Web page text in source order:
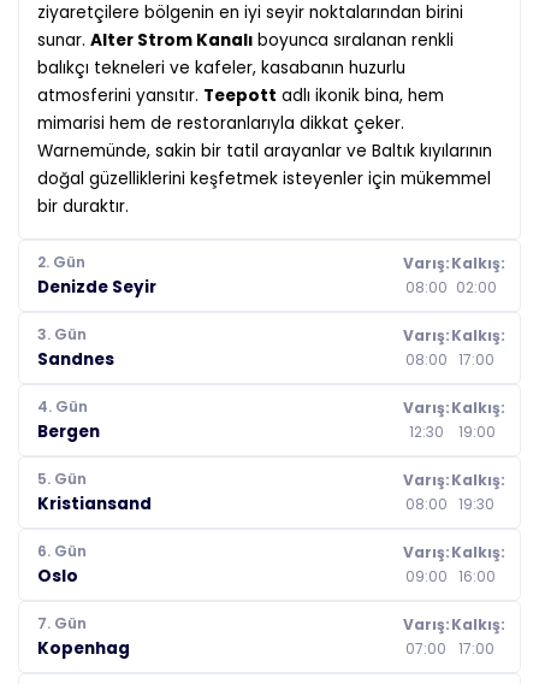
ziyaretçilere bölgenin en iyi seyir noktalarından birini
sunar. Alter Strom Kanalı boyunca sıralanan renkli
balıkçı tekneleri ve kafeler, kasabanın huzurlu
atmosferini yansıtır. Teepott adlı ikonik bina, hem
mimarisi hem de restoranlarıyla dikkat çeker.
Warnemünde, sakin bir tatil arayanlar ve Baltık kıyılarının
doğal güzelliklerini keşfetmek isteyenler için mükemmel
bir duraktır.
2. Gün
Denizde Seyir
Varış:
08:00
Kalkış:
02:00
3. Gün
Sandnes
Varış:
08:00
Kalkış:
17:00
4. Gün
Bergen
Varış:
12:30
Kalkış:
19:00
5. Gün
Kristiansand
Varış:
08:00
Kalkış:
19:30
6. Gün
Oslo
Varış:
09:00
Kalkış:
16:00
7. Gün
Kopenhag
Varış:
07:00
Kalkış:
17:00